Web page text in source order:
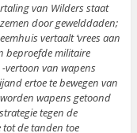
van Wilders staat
door gewelddaden;
vertaalt ‘vrees aan
beproefde militaire
vertoon van wapens
ertoe te bewegen van
wapens getoond
tegen de
tot de tanden toe